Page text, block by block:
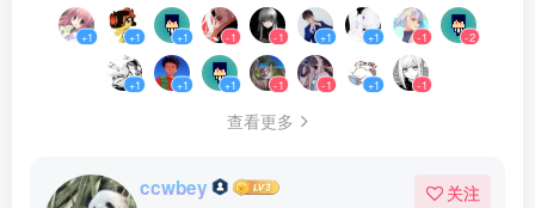
+1 +1 +1 -1 -1 +1 +1 -1 -2
+1 +1 +1 -1 -1 +1 -1
查看更多
ccwbey 关注